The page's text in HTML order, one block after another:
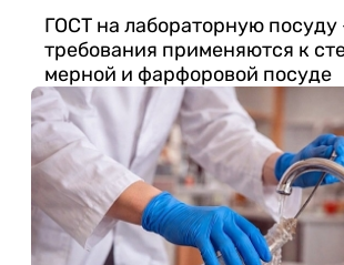
ГОСТ на лабораторную посуду
требования применяются к
мерной и фарфоровой посуде